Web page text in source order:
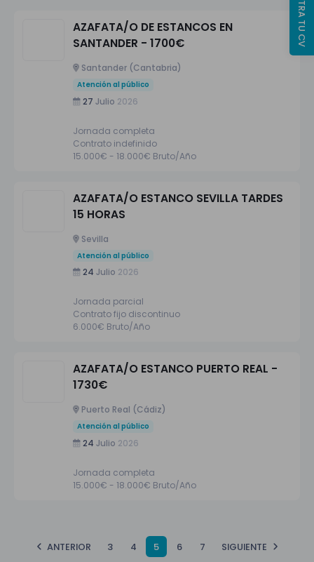
AZAFATA/O DE ESTANCOS EN
SANTANDER - 1700€
Santander (Cantabria)
Atención al público
27 Julio 2026
Jornada completa
Contrato indefinido
15.000€ - 18.000€ Bruto/Año
AZAFATA/O ESTANCO SEVILLA TARDES
15 HORAS
Sevilla
Atención al público
24 Julio 2026
Jornada parcial
Contrato fijo discontinuo
6.000€ Bruto/Año
AZAFATA/O ESTANCO PUERTO REAL -
1730€
Puerto Real (Cádiz)
Atención al público
24 Julio 2026
Jornada completa
15.000€ - 18.000€ Bruto/Año
ANTERIOR 3 4 5 6 7 SIGUIENTE